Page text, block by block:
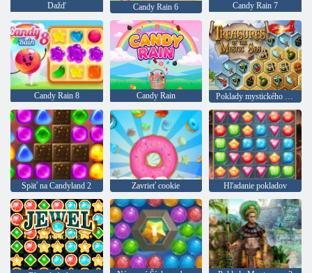
Dažď Candy Rain 6 Candy Rain 7
Candy Rain 8 Candy Rain Poklady mystického mora
Späť na Candyland 2 Zavrieť cookie Hľadanie pokladov